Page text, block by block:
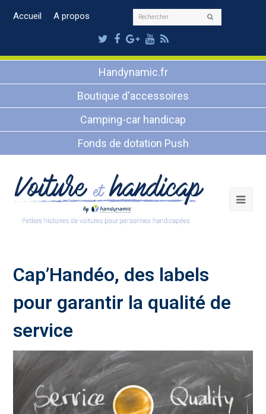
Accueil A propos Rechercher
Twitter
Facebook
Google
Plus
Youtube
RSS
Handynamic.fr
Boutique d'accessoires
Camping-car handicap
Fonds de dotation Push
Cap’Handéo, des labels
pour garantir la qualité de
service